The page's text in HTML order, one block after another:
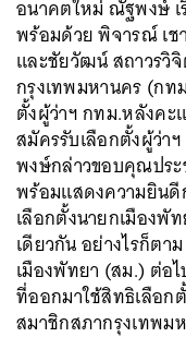
อนาคตใหม่ ณัฐพงษ์
พร้อมด้วย พิจารณ์ เช
และชัยวัฒน์ สถาวรวิ
กรุงเทพมหานคร (กท
ตั้งผู้ว่าฯ กทม.หลังค
สมัครรับเลือกตั้งผู้ว่า
พงษ์กล่าวขอบคุณปร
พร้อมแสดงความยิน
เลือกตั้งนายกเมืองพั
เดียวกัน อย่างไรก็ต
เมืองพัทยา (สม.) ต่อ
ที่ออกมาใช้สิทธิเลือก
สมาชิกสภากรุงเทพม